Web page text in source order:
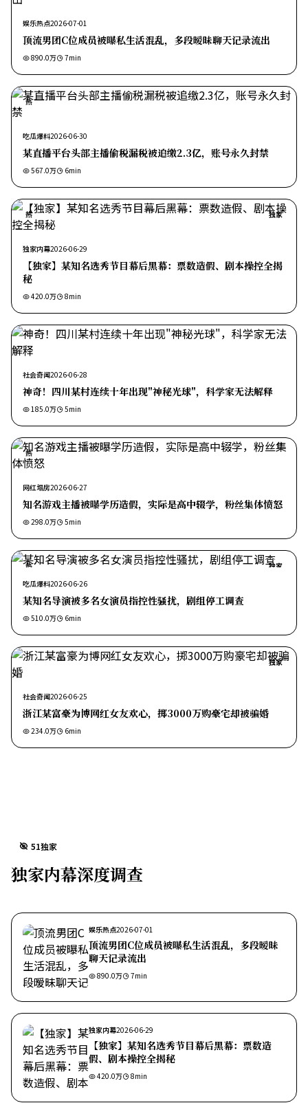
娱乐热点2026-07-01
顶流男团C位成员被曝私生活混乱，多段暧昧聊天记录流出
890.0万 7min
热
吃瓜爆料2026-06-30
某直播平台头部主播偷税漏税被追缴2.3亿，账号永久封禁
567.0万 6min
热 独家
独家内幕2026-06-29
【独家】某知名选秀节目幕后黑幕：票数造假、剧本操控全揭
秘
420.0万 8min
社会奇闻2026-06-28
神奇！四川某村连续十年出现"神秘光球"，科学家无法解释
185.0万 5min
热
网红塌房2026-06-27
知名游戏主播被曝学历造假，实际是高中辍学，粉丝集体愤怒
298.0万 5min
热
独家
吃瓜爆料2026-06-26
某知名导演被多名女演员指控性骚扰，剧组停工调查
510.0万 6min
独家
社会奇闻2026-06-25
浙江某富豪为博网红女友欢心，掷3000万购豪宅却被骗婚
234.0万 6min
51独家
独家内幕深度调查
娱乐热点2026-07-01
顶流男团C位成员被曝私生活混乱，多段暧昧
聊天记录流出
890.0万 7min
独家内幕2026-06-29
【独家】某知名选秀节目幕后黑幕：票数造
假、剧本操控全揭秘
420.0万 8min